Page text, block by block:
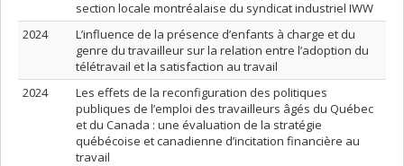
section locale montréalaise du syndicat industriel IWW
2024
L’influence de la présence d’enfants à charge et du
genre du travailleur sur la relation entre l’adoption du
télétravail et la satisfaction au travail
2024
Les effets de la reconfiguration des politiques
publiques de l’emploi des travailleurs âgés du Québec
et du Canada : une évaluation de la stratégie
québécoise et canadienne d’incitation financière au
travail